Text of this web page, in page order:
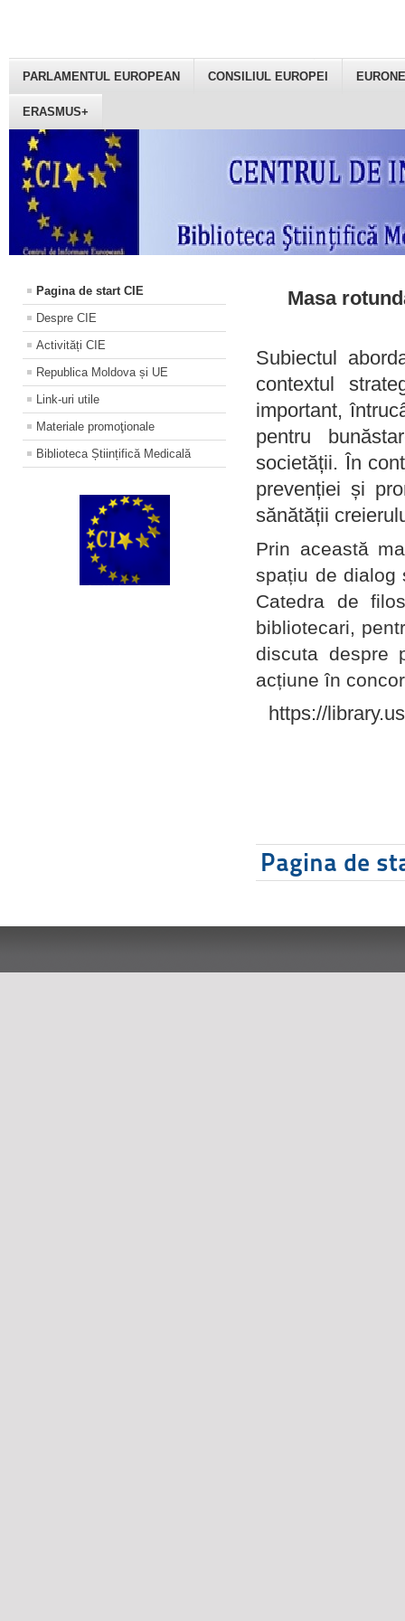
PARLAMENTUL EUROPEAN CONSILIUL EUROPEI
ERASMUS+
Pagina de start CIE
Despre CIE
Activități CIE
Republica Moldova și UE
Link-uri utile
Materiale promoţionale
Biblioteca Științifică Medicală
Masa
Subiectul
contextul
important,
pentru
societății. În
prevenției și
sănătății
Prin această
spațiu de dialog
Catedra de
bibliotecari,
discuta despre
acțiune în
https://
Pagina de